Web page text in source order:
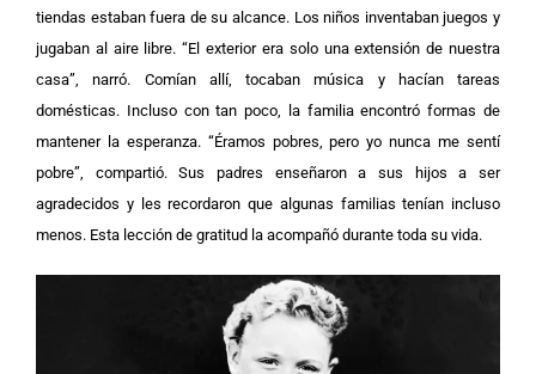
tiendas estaban fuera de su alcance. Los niños inventaban juegos y
jugaban al aire libre.“El exterior era solo una extensión de nuestra
casa”, narró. Comían allí, tocaban música y hacían tareas
domésticas. Incluso con tan poco, la familia encontró formas de
mantener la esperanza. “Éramos pobres, pero yo nunca me sentí
pobre”, compartió. Sus padres enseñaron a sus hijos a ser
agradecidos y les recordaron que algunas familias tenían incluso
menos. Esta lección de gratitud la acompañó durante toda su vida.